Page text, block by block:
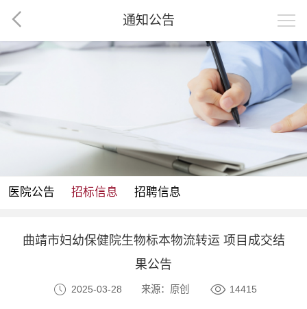
通知公告
医院公告 招标信息 招聘信息
曲靖市妇幼保健院生物标本物流转运 项目成交结
果公告
2025-03-28 来源：原创 14415